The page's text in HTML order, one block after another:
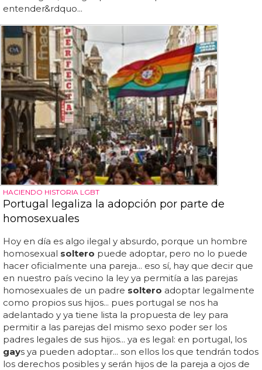
entender&rdquo...
HACIENDO HISTORIA LGBT
Portugal legaliza la adopción por parte de
homosexuales
Hoy en día es algo ilegal y absurdo, porque un hombre
homosexual soltero puede adoptar, pero no lo puede
hacer oficialmente una pareja... eso sí, hay que decir que
en nuestro país vecino la ley ya permitía a las parejas
homosexuales de un padre soltero adoptar legalmente
como propios sus hijos... pues portugal se nos ha
adelantado y ya tiene lista la propuesta de ley para
permitir a las parejas del mismo sexo poder ser los
padres legales de sus hijos... ya es legal: en portugal, los
gays ya pueden adoptar... son ellos los que tendrán todos
los derechos posibles y serán hijos de la pareja a ojos de